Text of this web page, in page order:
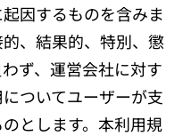
因するものを含みま
、結果的、特別、懲
ず、運営会社に対す
ついてユーザーが支
とします。本利用規